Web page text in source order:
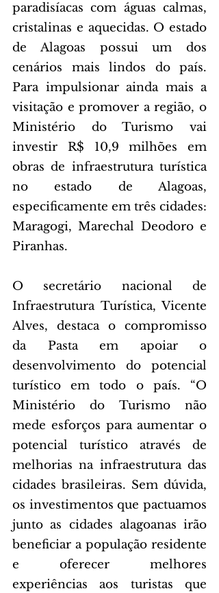
paradisíacas com águas calmas,
cristalinas e aquecidas. O estado
de Alagoas possui um dos
cenários mais lindos do país.
Para impulsionar ainda mais a
visitação e promover a região, o
Ministério do Turismo vai
investir R$ 10,9 milhões em
obras de infraestrutura turística
no estado de Alagoas,
especificamente em três cidades:
Maragogi, Marechal Deodoro e
Piranhas.
O secretário nacional de
Infraestrutura Turística, Vicente
Alves, destaca o compromisso
da Pasta em apoiar o
desenvolvimento do potencial
turístico em todo o país. “O
Ministério do Turismo não
mede esforços para aumentar o
potencial turístico através de
melhorias na infraestrutura das
cidades brasileiras. Sem dúvida,
os investimentos que pactuamos
junto as cidades alagoanas irão
beneficiar a população residente
e oferecer melhores
experiências aos turistas que